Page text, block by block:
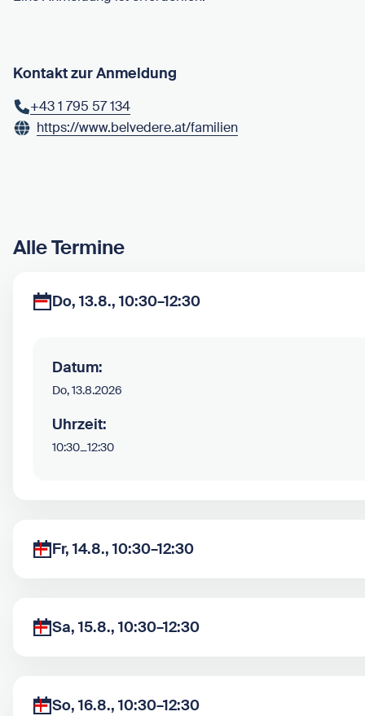
Kontakt zur Anmeldung
+43 1 795 57 134
https://www.belvedere.at/familien
Alle Termine
Do, 13.8., 10:30–12:30
Datum:
Do, 13.8.2026
Uhrzeit:
10:30–12:30
Fr, 14.8., 10:30–12:30
Sa, 15.8., 10:30–12:30
So, 16.8., 10:30–12:30